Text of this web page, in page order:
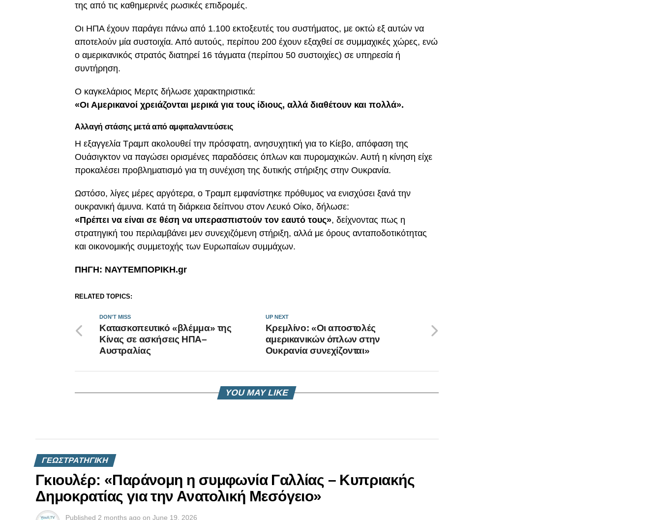
της από τις καθημερινές ρωσικές επιδρομές.
Οι ΗΠΑ έχουν παράγει πάνω από 1.100 εκτοξευτές του συστήματος, με οκτώ εξ αυτών να
αποτελούν μία συστοιχία. Από αυτούς, περίπου 200 έχουν εξαχθεί σε συμμαχικές χώρες, ενώ
ο αμερικανικός στρατός διατηρεί 16 τάγματα (περίπου 50 συστοιχίες) σε υπηρεσία ή
συντήρηση.
Ο καγκελάριος Μερτς δήλωσε χαρακτηριστικά:
«Οι Αμερικανοί χρειάζονται μερικά για τους ίδιους, αλλά διαθέτουν και πολλά».
Αλλαγή στάσης μετά από αμφιταλαντεύσεις
Η εξαγγελία Τραμπ ακολουθεί την πρόσφατη, ανησυχητική για το Κίεβο, απόφαση της
Ουάσιγκτον να παγώσει ορισμένες παραδόσεις όπλων και πυρομαχικών. Αυτή η κίνηση είχε
προκαλέσει προβληματισμό για τη συνέχιση της δυτικής στήριξης στην Ουκρανία.
Ωστόσο, λίγες μέρες αργότερα, ο Τραμπ εμφανίστηκε πρόθυμος να ενισχύσει ξανά την
ουκρανική άμυνα. Κατά τη διάρκεια δείπνου στον Λευκό Οίκο, δήλωσε:
«Πρέπει να είναι σε θέση να υπερασπιστούν τον εαυτό τους», δείχνοντας πως η
στρατηγική του περιλαμβάνει μεν συνεχιζόμενη στήριξη, αλλά με όρους ανταποδοτικότητας
και οικονομικής συμμετοχής των Ευρωπαίων συμμάχων.
ΠΗΓΗ: ΝΑΥΤΕΜΠΟΡΙΚΗ.gr
RELATED TOPICS:
UP NEXT
Κρεμλίνο: «Οι αποστολές
αμερικανικών όπλων στην
Ουκρανία συνεχίζονται»
DON'T MISS
Κατασκοπευτικό «βλέμμα» της
Κίνας σε ασκήσεις ΗΠΑ–
Αυστραλίας
YOU MAY LIKE
ΓΕΩΣΤΡΑΤΗΓΙΚΗ
Γκιουλέρ: «Παράνομη η συμφωνία Γαλλίας – Κυπριακής
Δημοκρατίας για την Ανατολική Μεσόγειο»
Published 2 months ago on June 19, 2026